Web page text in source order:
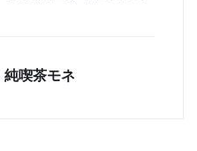
純喫茶モネ